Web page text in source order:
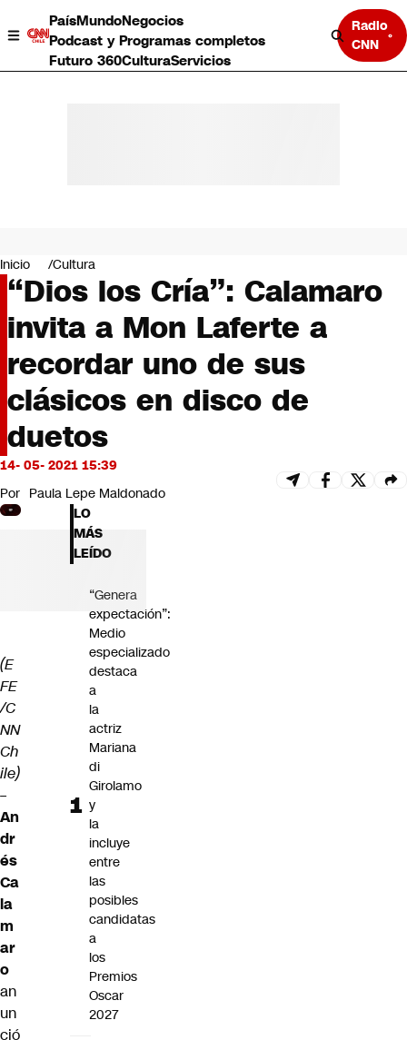
PaísMundoNegocios
Podcast y Programas completos
Futuro 360CulturaServicios
Radio
CNN
Negocios
Deportes
Programas completos
Cultura
Servicios
Bits
CNN Data
CNN tiempo
Futuro 360
Opinión
Inicio Cultura
“Dios los Cría”: Calamaro
invita a Mon Laferte a
recordar uno de sus
clásicos en disco de
duetos
14- 05- 2021 15:39
Por Paula Lepe Maldonado
(E
FE
/C
NN
Ch
ile)
–
An
dr
és
Ca
la
m
ar
o
an
un
ció
LO
MÁS
LEÍDO
“Genera
expectación”:
Medio
especializado
destaca
a
la
actriz
Mariana
di
Girolamo
y
la
incluye
entre
las
posibles
candidatas
a
los
Premios
Oscar
2027